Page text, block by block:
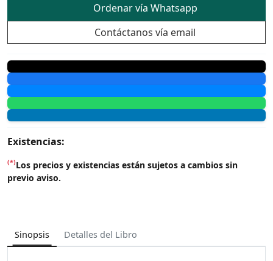
Ordenar vía Whatsapp
Contáctanos vía email
Existencias:
(*)Los precios y existencias están sujetos a cambios sin
previo aviso.
Sinopsis Detalles del Libro